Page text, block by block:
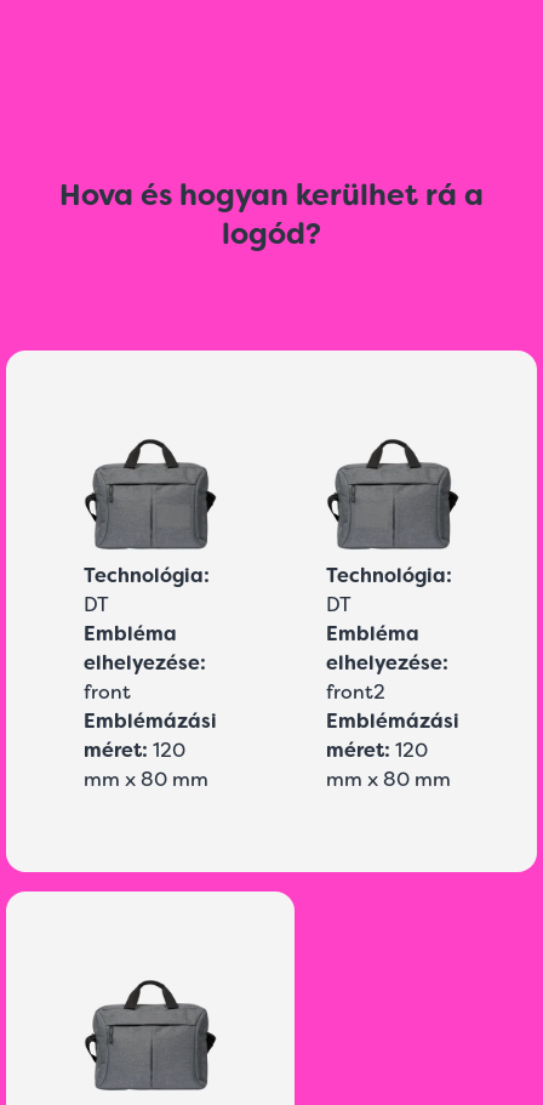
Hova és hogyan kerülhet rá a
logód?
Technológia:
DT
Embléma
elhelyezése:
front
Emblémázási
méret: 120
mm x 80 mm
Technológia:
DT
Embléma
elhelyezése:
front2
Emblémázási
méret: 120
mm x 80 mm